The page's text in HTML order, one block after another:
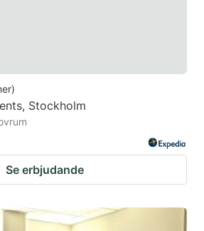
)
Stockholm
Se erbjudande